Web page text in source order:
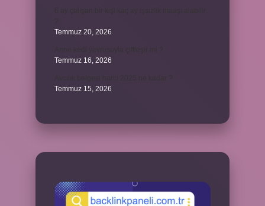
Temmuz 20, 2026
Temmuz 16, 2026
Temmuz 15, 2026